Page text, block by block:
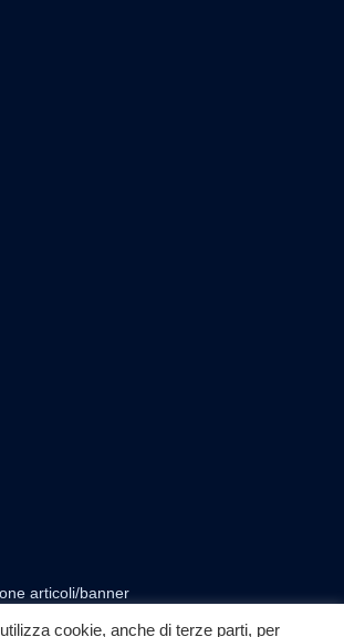
articoli/banner
cookie, anche di terze parti, per